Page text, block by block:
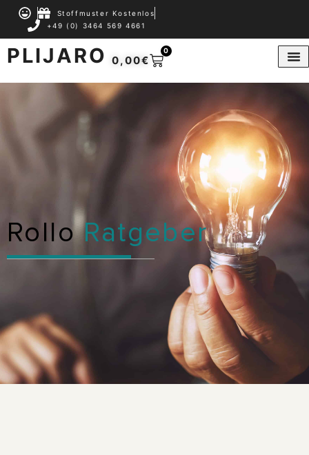
Stoffmuster Kostenlos
+49 (0) 3464 569 4661
PLIJARO 0,00€
0
RolloRatgeber